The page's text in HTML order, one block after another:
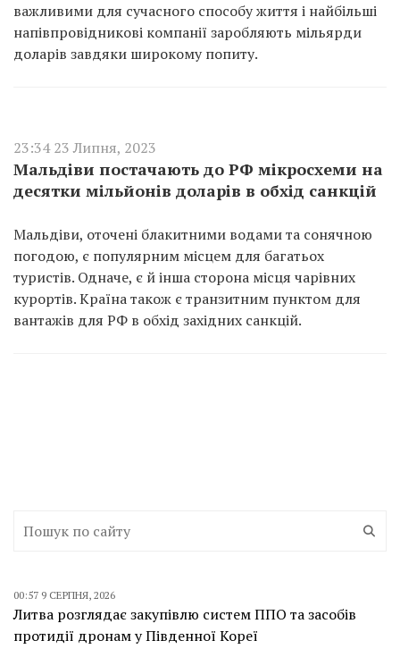
важливими для сучасного способу життя і найбільші
напівпровідникові компанії заробляють мільярди
доларів завдяки широкому попиту.
23:34 23 Липня, 2023
Мальдіви постачають до РФ мікросхеми на
десятки мільйонів доларів в обхід санкцій
Мальдіви, оточені блакитними водами та сонячною
погодою, є популярним місцем для багатьох
туристів. Одначе, є й інша сторона місця чарівних
курортів. Країна також є транзитним пунктом для
вантажів для РФ в обхід західних санкцій.
00:57 9 СЕРПНЯ, 2026
Литва розглядає закупівлю систем ППО та засобів
протидії дронам у Південної Кореї